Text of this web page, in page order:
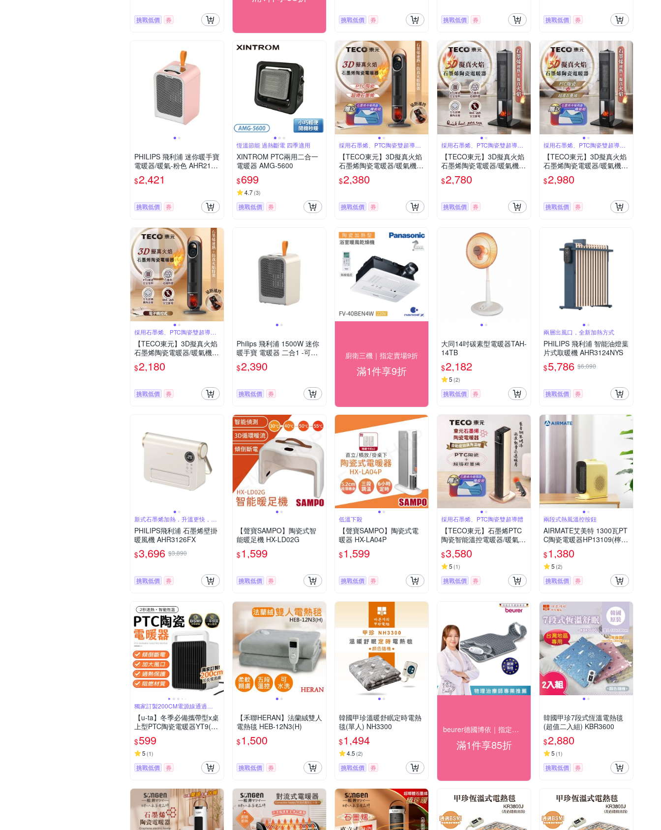
挑戰低價 券 挑戰低價 券 挑戰低價 券 挑戰低價 券
PHILIPS 飛利浦 迷你暖手寶
電暖器/暖氣-粉色 AHR2124
PFM
$2,421
挑戰低價 券
恆溫節能 過熱斷電 四季適用
XINTROM PTC兩用二合一
電暖器 AMG-5600
$699
4.7(3)
挑戰低價 券
採用石墨烯、PTC陶瓷雙超導熱
體
【TECO東元】3D擬真火焰
石墨烯陶瓷電暖器/暖氣機(X
YFYN3006CBB+石墨烯機
能被)
$2,380
挑戰低價 券
採用石墨烯、PTC陶瓷雙超導熱
體
【TECO東元】3D擬真火焰
石墨烯陶瓷電暖器/暖氣機(X
YFYN3008CBB)
$2,780
挑戰低價 券
採用石墨烯、PTC陶瓷雙超導熱
體
【TECO東元】3D擬真火焰
石墨烯陶瓷電暖器/暖氣機(X
YFYN3008CBB+石墨烯機
能被)
$2,980
挑戰低價 券
採用石墨烯、PTC陶瓷雙超導熱
體
【TECO東元】3D擬真火焰
石墨烯陶瓷電暖器/暖氣機(X
YFYN3006CBB)
$2,180
挑戰低價 券
Philips 飛利浦 1500W 迷你
暖手寶 電暖器 二合1 -可遙
控 AHR2124FM
$2,390
挑戰低價 券
廚衛三機｜指定賣場9折
滿1件享9折
大同14吋碳素型電暖器TAH-
14TB
$2,182
5 (2)
挑戰低價 券
兩層出風口，全新加熱方式
PHILIPS 飛利浦 智能油燈葉
片式取暖機 AHR3124NYS
$5,786 $6,090
挑戰低價 券
新式石墨烯加熱，升溫更快，更
省電
PHILIPS飛利浦 石墨烯壁掛
暖風機 AHR3126FX
$3,696 $3,890
挑戰低價 券
【聲寶SAMPO】陶瓷式智
能暖足機 HX-LD02G
$1,599
挑戰低價 券
低溫下殺
【聲寶SAMPO】陶瓷式電
暖器 HX-LA04P
$1,599
挑戰低價 券
採用石墨烯、PTC陶瓷雙超導體
【TECO東元】石墨烯PTC
陶瓷智能溫控電暖器/暖氣機
(XYFYN3003CBG+石墨烯
機能被)
$3,580
5 (1)
挑戰低價 券
兩段式熱風溫控按鈕
AIRMATE艾美特 1300瓦PT
C陶瓷電暖器HP13109(檸檬
黃)
$1,380
5 (2)
挑戰低價 券
獨家訂製200CM電源線通過
BSMI認證
【u-ta】冬季必備攜帶型x桌
上型PTC陶瓷電暖器YT9(20
0CM電源線 小型 迷你電暖
器 快速加熱 速暖)
$599
5 (1)
挑戰低價 券
【禾聯HERAN】法蘭絨雙人
電熱毯 HEB-12N3(H)
$1,500
挑戰低價 券
韓國甲珍溫暖舒眠定時電熱
毯(單人) NH3300
$1,494
4.5 (2)
挑戰低價 券
beurer德國博依｜指定家電85折+快速到貨
滿1件享85折
韓國甲珍7段式恆溫電熱毯
(超值二入組) KBR3600
$2,880
5 (1)
挑戰低價 券